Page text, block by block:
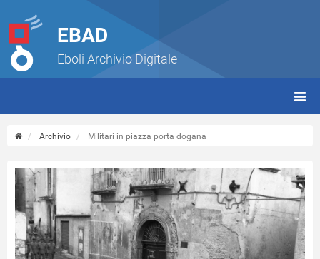
EBAD
Eboli Archivio Digitale
Archivio Militari in piazza porta dogana